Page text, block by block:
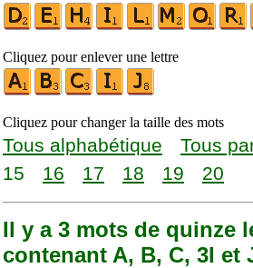
Cliquez pour enlever une lettre
Cliquez pour changer la taille des mots
Tous alphabétique Tous
15
16 17 18 19 20
Il y a 3 mots de quinze
contenant A, B, C, 3I et